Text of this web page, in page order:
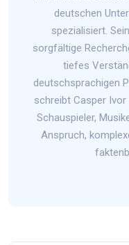
deutschen
spezialisiert.
sorgfältige
tiefes
deutschsprachigen
schreibt Casper
Schauspieler,
Anspruch,